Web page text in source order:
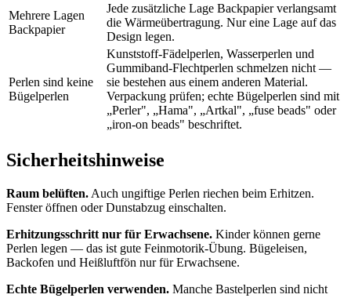
Mehrere Lagen
Backpapier
Jede zusätzliche Lage Backpapier verlangsamt
die Wärmeübertragung. Nur eine Lage auf das
Design legen.
Perlen sind keine
Bügelperlen
Kunststoff-Fädelperlen, Wasserperlen und
Gummiband-Flechtperlen schmelzen nicht —
sie bestehen aus einem anderen Material.
Verpackung prüfen; echte Bügelperlen sind mit
„Perler", „Hama", „Artkal", „fuse beads" oder
„iron-on beads" beschriftet.
Sicherheitshinweise
Raum belüften. Auch ungiftige Perlen riechen beim Erhitzen.
Fenster öffnen oder Dunstabzug einschalten.
Erhitzungsschritt nur für Erwachsene. Kinder können gerne
Perlen legen — das ist gute Feinmotorik-Übung. Bügeleisen,
Backofen und Heißluftfön nur für Erwachsene.
Echte Bügelperlen verwenden. Manche Bastelperlen sind nicht